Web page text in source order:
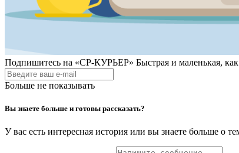
Подпишитесь на «СР-КУРЬЕР» Быстрая и маленькая,
Больше не показывать
Вы знаете больше и готовы рассказать?
У вас есть интересная история или вы знаете больше